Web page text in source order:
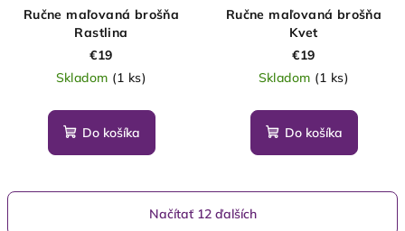
Ručne maľovaná brošňa
Rastlina
€19
Skladom (1 ks)
Do košíka
Ručne maľovaná brošňa
Kvet
€19
Skladom (1 ks)
Do košíka
Načítať 12 ďalších